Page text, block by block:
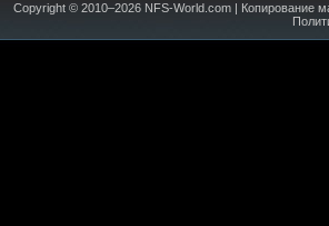
Copyright © 2010–2026 NFS-World.com | Копирование